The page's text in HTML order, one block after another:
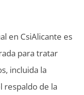
en CsiAlicante es
para tratar
incluida la
respaldo de la